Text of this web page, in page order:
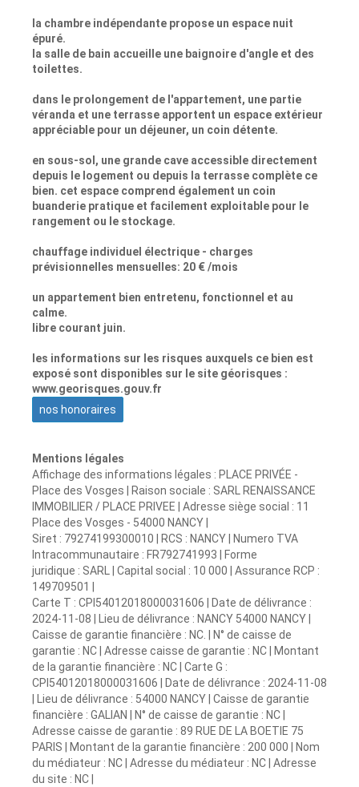
la chambre indépendante propose un espace nuit
épuré.
la salle de bain accueille une baignoire d'angle et des
toilettes.
dans le prolongement de l'appartement, une partie
véranda et une terrasse apportent un espace extérieur
appréciable pour un déjeuner, un coin détente.
en sous-sol, une grande cave accessible directement
depuis le logement ou depuis la terrasse complète ce
bien. cet espace comprend également un coin
buanderie pratique et facilement exploitable pour le
rangement ou le stockage.
chauffage individuel électrique - charges
prévisionnelles mensuelles: 20 € /mois
un appartement bien entretenu, fonctionnel et au
calme.
libre courant juin.
les informations sur les risques auxquels ce bien est
exposé sont disponibles sur le site géorisques :
www.georisques.gouv.fr
nos honoraires
Mentions légales
Affichage des informations légales : PLACE PRIVÉE -
Place des Vosges | Raison sociale : SARL RENAISSANCE
IMMOBILIER / PLACE PRIVEE | Adresse siège social : 11
Place des Vosges - 54000 NANCY |
Siret : 79274199300010 | RCS : NANCY | Numero TVA
Intracommunautaire : FR792741993 | Forme
juridique : SARL | Capital social : 10 000 | Assurance RCP :
149709501 |
Carte T : CPI54012018000031606 | Date de délivrance :
2024-11-08 | Lieu de délivrance : NANCY 54000 NANCY |
Caisse de garantie financière : NC. | N° de caisse de
garantie : NC | Adresse caisse de garantie : NC | Montant
de la garantie financière : NC | Carte G :
CPI54012018000031606 | Date de délivrance : 2024-11-08
| Lieu de délivrance : 54000 NANCY | Caisse de garantie
financière : GALIAN | N° de caisse de garantie : NC |
Adresse caisse de garantie : 89 RUE DE LA BOETIE 75
PARIS | Montant de la garantie financière : 200 000 | Nom
du médiateur : NC | Adresse du médiateur : NC | Adresse
du site : NC |